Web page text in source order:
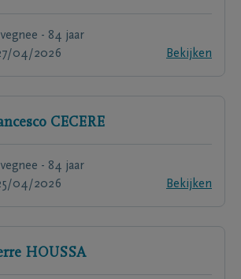
- 84 jaar
04/2026
Bekijken
CECERE
- 84 jaar
04/2026
Bekijken
HOUSSA